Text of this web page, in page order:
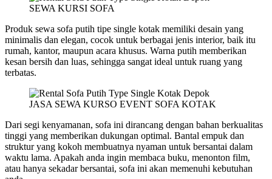
SEWA KURSI SOFA
Produk sewa sofa putih tipe single kotak memiliki desain yang
minimalis dan elegan, cocok untuk berbagai jenis interior, baik itu
rumah, kantor, maupun acara khusus. Warna putih memberikan
kesan bersih dan luas, sehingga sangat ideal untuk ruang yang
terbatas.
JASA SEWA KURSO EVENT SOFA KOTAK
Dari segi kenyamanan, sofa ini dirancang dengan bahan berkualitas
tinggi yang memberikan dukungan optimal. Bantal empuk dan
struktur yang kokoh membuatnya nyaman untuk bersantai dalam
waktu lama. Apakah anda ingin membaca buku, menonton film,
atau hanya sekadar bersantai, sofa ini akan memenuhi kebutuhan